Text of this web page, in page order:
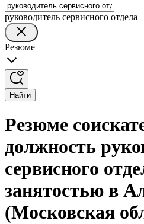
руководитель сервисного отдела
Резюме
Найти
Резюме
должность
сервисного
занятостью в
(Московская